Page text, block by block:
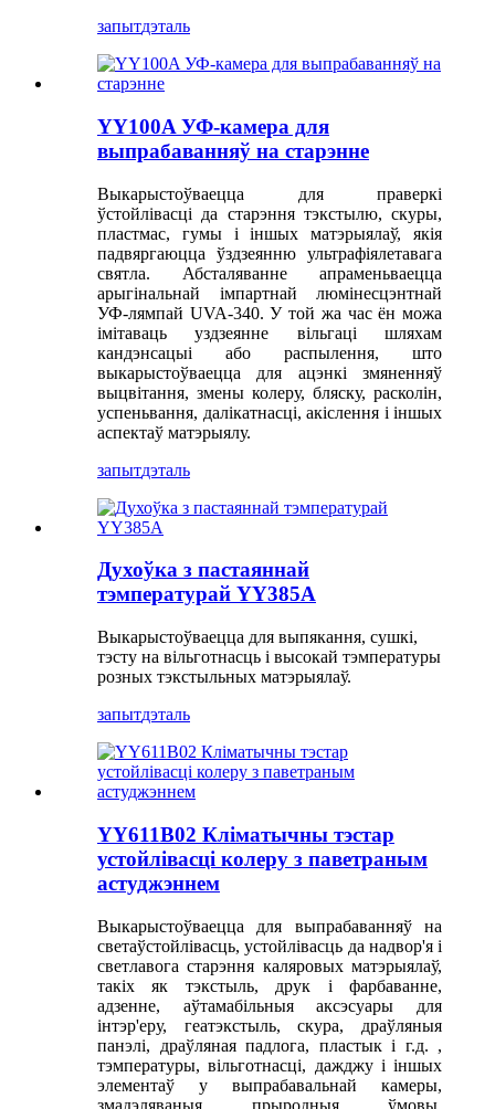
запытдэталь
YY100A УФ-камера для
выпрабаванняў на старэнне
Выкарыстоўваецца для праверкі
ўстойлівасці да старэння тэкстылю, скуры,
пластмас, гумы і іншых матэрыялаў, якія
падвяргаюцца ўздзеянню ультрафіялетавага
святла. Абсталяванне апраменьваецца
арыгінальнай імпартнай люмінесцэнтнай
УФ-лямпай UVA-340. У той жа час ён можа
імітаваць уздзеянне вільгаці шляхам
кандэнсацыі або распылення, што
выкарыстоўваецца для ацэнкі змяненняў
выцвітання, змены колеру, бляску, расколін,
успеньвання, далікатнасці, акіслення і іншых
аспектаў матэрыялу.
запытдэталь
Духоўка з пастаяннай
тэмпературай YY385A
Выкарыстоўваецца для выпякання, сушкі,
тэсту на вільготнасць і высокай тэмпературы
розных тэкстыльных матэрыялаў.
запытдэталь
YY611B02 Кліматычны тэстар
устойлівасці колеру з паветраным
астуджэннем
Выкарыстоўваецца для выпрабаванняў на
светаўстойлівасць, устойлівасць да надвор'я і
светлавога старэння каляровых матэрыялаў,
такіх як тэкстыль, друк і фарбаванне,
адзенне, аўтамабільныя аксэсуары для
інтэр'еру, геатэкстыль, скура, драўляныя
панэлі, драўляная падлога, пластык і г.д. ,
тэмпературы, вільготнасці, дажджу і іншых
элементаў у выпрабавальнай камеры,
змадэляваныя прыродныя ўмовы,